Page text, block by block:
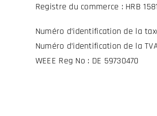
Registre du commerce : HRB
Numéro d’identification de la
Numéro d’identification de la
WEEE Reg No : DE 59730470